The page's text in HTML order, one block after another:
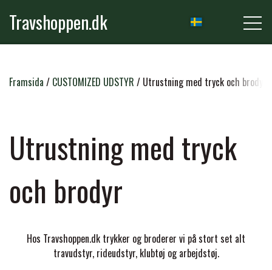
Travshoppen.dk
NYHETER
HÄST
GRIMER & TRÆKTOVE
TRENSER & TILBEHØR
SADLER & TILBEHØR
RYTTARE
TRØJER, BLUSER & T-SHIRTS
HÄSTVÅRD
Framsida CUSTOMIZED UDSTYR Utrustning med tryck och brodyr
Utrustning med tryck
och brodyr
Hos Travshoppen.dk trykker og broderer vi på stort set alt
travudstyr, rideudstyr, klubtøj og arbejdstøj.